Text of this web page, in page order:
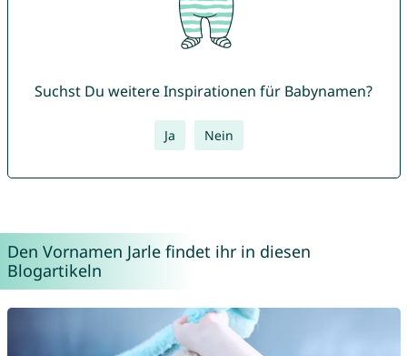
Suchst Du weitere Inspirationen für Babynamen?
Ja Nein
Den Vornamen Jarle findet ihr in diesen
Blogartikeln